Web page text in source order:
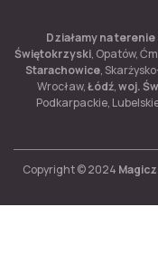
Działamy na terenie
Świętokrzyski, Opatów,
Starachowice,
Wrocław,Łódź,woj.
Podkarpackie,
Copyright © 2024